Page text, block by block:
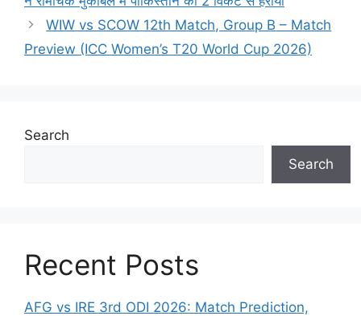
WIW vs SCOW 12th Match, Group B – Match
Preview (ICC Women’s T20 World Cup 2026)
Search
Search
Recent Posts
AFG vs IRE 3rd ODI 2026: Match Prediction,